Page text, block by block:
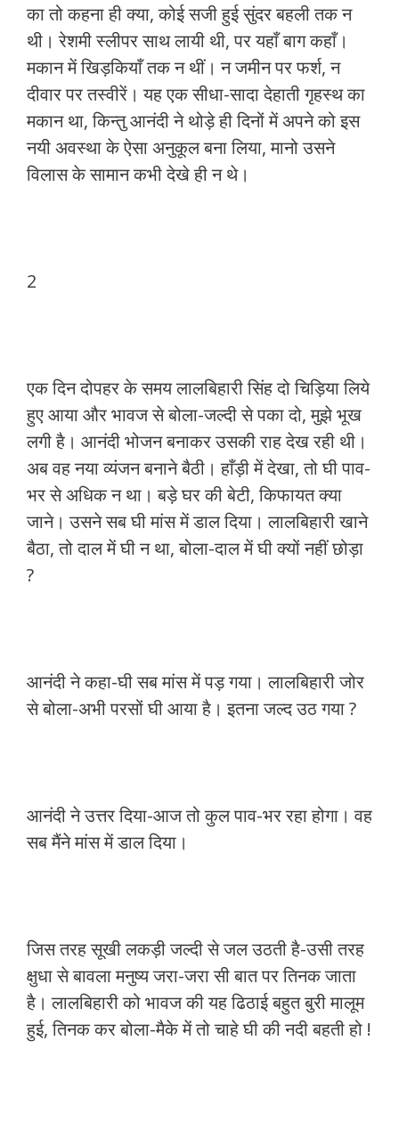
का तो कहना ही क्या, कोई सजी हुई सुंदर बहली तक न
थी। रेशमी स्लीपर साथ लायी थी, पर यहाँ बाग कहाँ।
मकान में खिड़कियाँ तक न थीं। न जमीन पर फर्श, न
दीवार पर तस्वीरें। यह एक सीधा-सादा देहाती गृहस्थ का
मकान था, किन्तु आनंदी ने थोड़े ही दिनों में अपने को इस
नयी अवस्था के ऐसा अनुकूल बना लिया, मानो उसने
विलास के सामान कभी देखे ही न थे।
2
एक दिन दोपहर के समय लालबिहारी सिंह दो चिड़िया लिये
हुए आया और भावज से बोला-जल्दी से पका दो, मुझे भूख
लगी है। आनंदी भोजन बनाकर उसकी राह देख रही थी।
अब वह नया व्यंजन बनाने बैठी। हाँड़ी में देखा, तो घी पाव-
भर से अधिक न था। बड़े घर की बेटी, किफायत क्या
जाने। उसने सब घी मांस में डाल दिया। लालबिहारी खाने
बैठा, तो दाल में घी न था, बोला-दाल में घी क्यों नहीं छोड़ा
?
आनंदी ने कहा-घी सब मांस में पड़ गया। लालबिहारी जोर
से बोला-अभी परसों घी आया है। इतना जल्द उठ गया ?
आनंदी ने उत्तर दिया-आज तो कुल पाव-भर रहा होगा। वह
सब मैंने मांस में डाल दिया।
जिस तरह सूखी लकड़ी जल्दी से जल उठती है-उसी तरह
क्षुधा से बावला मनुष्य जरा-जरा सी बात पर तिनक जाता
है। लालबिहारी को भावज की यह ढिठाई बहुत बुरी मालूम
हुई, तिनक कर बोला-मैके में तो चाहे घी की नदी बहती हो !